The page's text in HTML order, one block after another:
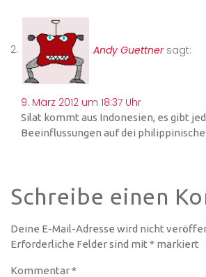
Andy Guettner sagt:
9. März 2012 um 18:37 Uhr
Silat kommt aus Indonesien, es gibt
Beeinflussungen auf dei
Schreibe einen
Deine E-Mail-Adresse wird nicht
Erforderliche Felder sind mit * markiert
Kommentar*